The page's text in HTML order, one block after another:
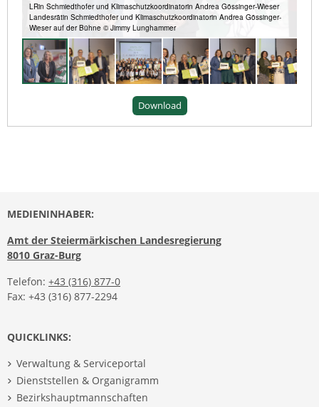
LRin Schmiedthofer und Klimaschutzkoordinatorin Andrea Gössinger-Wieser
Landesrätin Schmiedthofer und Klimaschutzkoordinatorin Andrea Gössinger-
Wieser auf der Bühne © Jimmy Lunghammer
Download
MEDIENINHABER:
Amt der Steiermärkischen Landesregierung
8010 Graz-Burg
Telefon: +43 (316) 877-0
Fax: +43 (316) 877-2294
QUICKLINKS:
Verwaltung & Serviceportal
Dienststellen & Organigramm
Bezirkshauptmannschaften